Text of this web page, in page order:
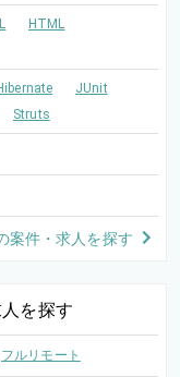
HTML
JUnit
Struts
案件・求人を探す
を探す
フルリモート